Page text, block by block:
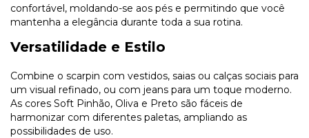
confortável, moldando-se aos pés e permitindo que você
mantenha a elegância durante toda a sua rotina.
Versatilidade e Estilo
Combine o scarpin com vestidos, saias ou calças sociais para
um visual refinado, ou com jeans para um toque moderno.
As cores Soft Pinhão, Oliva e Preto são fáceis de
harmonizar com diferentes paletas, ampliando as
possibilidades de uso.